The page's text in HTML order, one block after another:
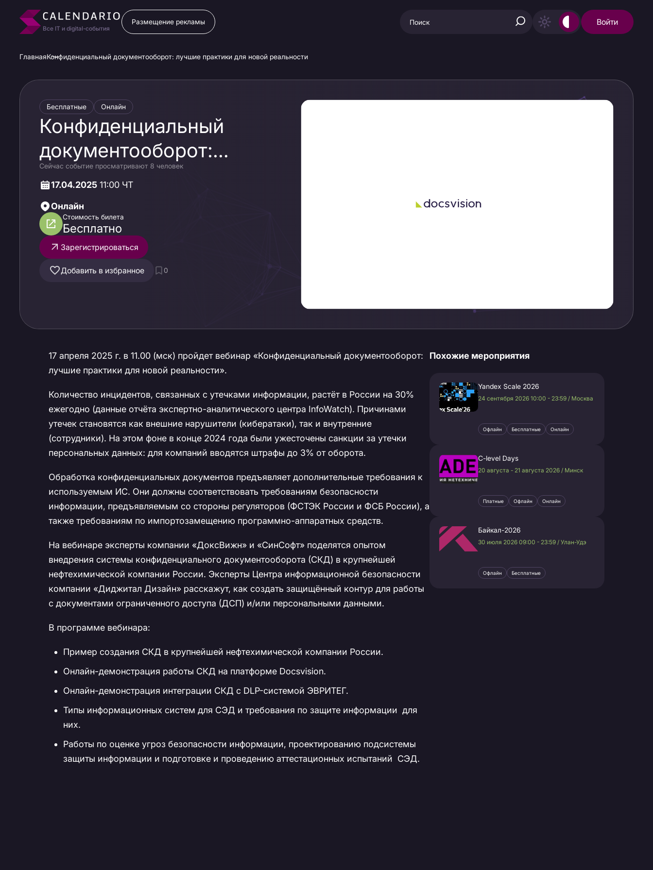
Все IT и digital-события
Размещение рекламы Войти
ГлавнаяКонфиденциальный документооборот: лучшие практики для новой реальности
Бесплатные Онлайн
Конфиденциальный
документооборот:
лучшие практики для
новой реальности
Сейчас событие просматривают 8 человек
17.04.2025 11:00 ЧТ
Онлайн
Стоимость билета
Бесплатно
Зарегистрироваться
Добавить в избранное 0
17 апреля 2025 г. в 11.00 (мск) пройдет вебинар «Конфиденциальный документооборот:
лучшие практики для новой реальности».
Количество инцидентов, связанных с утечками информации, растёт в России на 30%
ежегодно (данные отчёта экспертно-аналитического центра InfoWatch). Причинами
утечек становятся как внешние нарушители (кибератаки), так и внутренние
(сотрудники). На этом фоне в конце 2024 года были ужесточены санкции за утечки
персональных данных: для компаний вводятся штрафы до 3% от оборота.
Обработка конфиденциальных документов предъявляет дополнительные требования к
используемым ИС. Они должны соответствовать требованиям безопасности
информации, предъявляемым со стороны регуляторов (ФСТЭК России и ФСБ России), а
также требованиям по импортозамещению программно-аппаратных средств.
На вебинаре эксперты компании «ДоксВижн» и «СинСофт» поделятся опытом
внедрения системы конфиденциального документооборота (СКД) в крупнейшей
нефтехимической компании России. Эксперты Центра информационной безопасности
компании «Диджитал Дизайн» расскажут, как создать защищённый контур для работы
с документами ограниченного доступа (ДСП) и/или персональными данными.
В программе вебинара:
Пример создания СКД в крупнейшей нефтехимической компании России.
Онлайн-демонстрация работы СКД на платформе Docsvision.
Онлайн-демонстрация интеграции СКД с DLP-системой ЭВРИТЕГ.
Типы информационных систем для СЭД и требования по защите информации для
них.
Работы по оценке угроз безопасности информации, проектированию подсистемы
защиты информации и подготовке и проведению аттестационных испытаний СЭД.
Похожие мероприятия
Yandex Scale 2026
24 сентября 2026 10:00 - 23:59 / Москва
Офлайн Бесплатные Онлайн
C-level Days
20 августа - 21 августа 2026 / Минск
Платные Офлайн Онлайн
Байкал-2026
30 июля 2026 09:00 - 23:59 / Улан-Удэ
Офлайн Бесплатные